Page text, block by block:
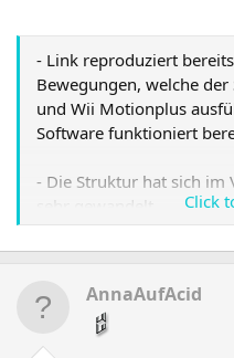
- Link reproduziert
Bewegungen, welche
und Wii Motionplus
Software funktioniert
- Die Struktur hat sich im
sehr gewandelt.
- Auf der nächsten E3
- Die Entwicklung geht
Click
AnnaAufAcid